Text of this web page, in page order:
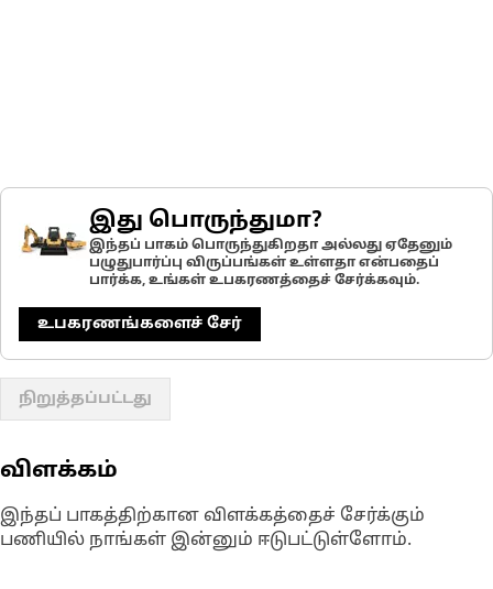
இது பொருந்துமா?
இந்தப் பாகம் பொருந்துகிறதா அல்லது ஏதேனும்
பழுதுபார்ப்பு விருப்பங்கள் உள்ளதா என்பதைப்
பார்க்க, உங்கள் உபகரணத்தைச் சேர்க்கவும்.
உபகரணங்களைச் சேர்
நிறுத்தப்பட்டது
விளக்கம்
இந்தப் பாகத்திற்கான விளக்கத்தைச் சேர்க்கும்
பணியில் நாங்கள் இன்னும் ஈடுபட்டுள்ளோம்.